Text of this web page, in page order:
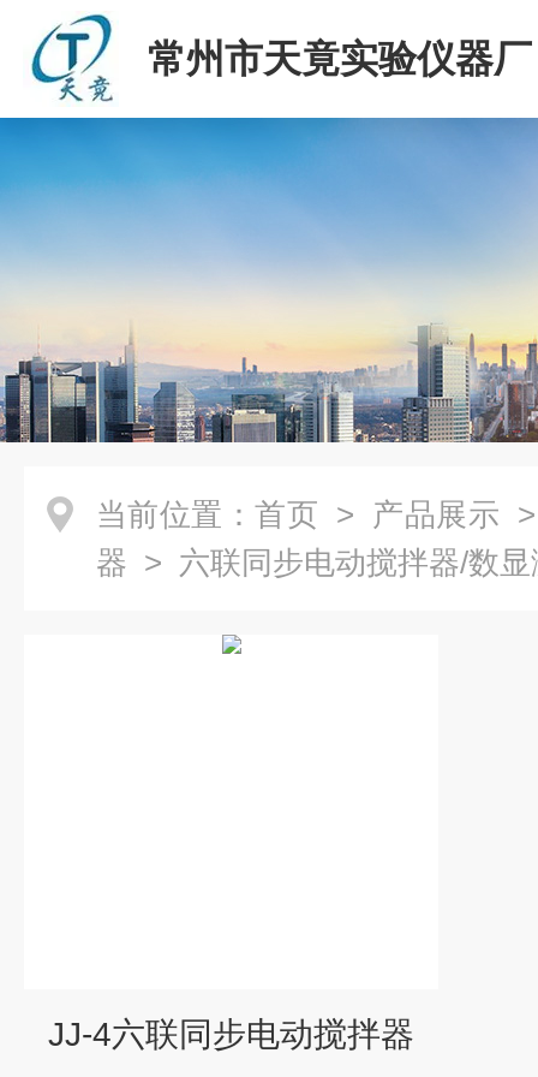
常州市天竟实验仪器厂
当前位置： 首页 > 产品展示
器 > 六联同步电动搅拌器/数
JJ-4六联同步电动搅拌器